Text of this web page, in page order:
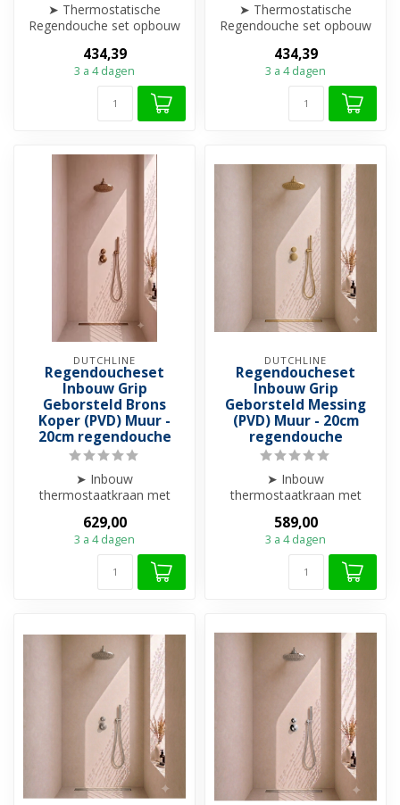
➤ Thermostatische
Regendouche set opbouw
➤ Hoogte verstelba...
434,39
3 a 4 dagen
➤ Thermostatische
Regendouche set opbouw
➤ Hoogte verstelba...
434,39
3 a 4 dagen
DUTCHLINE
Regendoucheset
Inbouw Grip
Geborsteld Brons
Koper (PVD) Muur -
20cm regendouche
➤ Inbouw
thermostaatkraan met
➤ PVD-Gecoat
➤ Compleet met all...
629,00
3 a 4 dagen
DUTCHLINE
Regendoucheset
Inbouw Grip
Geborsteld Messing
(PVD) Muur - 20cm
regendouche
➤ Inbouw
thermostaatkraan met
➤ PVD-Gecoat
➤ Compleet met all...
589,00
3 a 4 dagen